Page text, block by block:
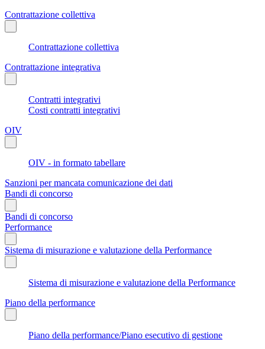
Contrattazione collettiva
Contrattazione collettiva
Contrattazione integrativa
Contratti integrativi
Costi contratti integrativi
OIV
OIV - in formato tabellare
Sanzioni per mancata comunicazione dei dati
Bandi di concorso
Bandi di concorso
Performance
Sistema di misurazione e valutazione della Performance
Sistema di misurazione e valutazione della Performance
Piano della performance
Piano della performance/Piano esecutivo di gestione